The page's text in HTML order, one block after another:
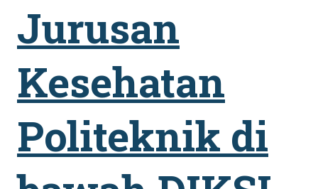
Jurusan
Kesehatan
Politeknik di